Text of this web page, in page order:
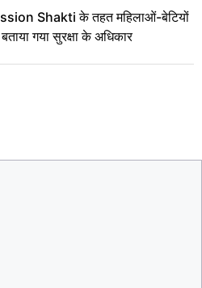
Shakti के तहत महिलाओं-बेटियों
गया सुरक्षा के अधिकार